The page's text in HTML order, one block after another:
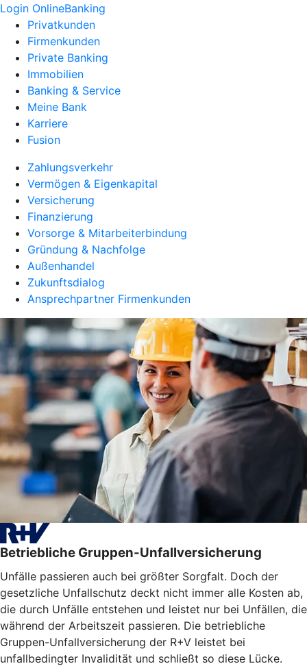
Login OnlineBanking
Privatkunden
Firmenkunden
Private Banking
Immobilien
Banking & Service
Meine Bank
Karriere
Fusion
Zahlungsverkehr
Vermögen & Eigenkapital
Versicherung
Finanzierung
Vorsorge & Mitarbeiterbindung
Gründung & Nachfolge
Außenhandel
Zukunftsdialog
Ansprechpartner Firmenkunden
Betriebliche Gruppen-Unfallversicherung
Unfälle passieren auch bei größter Sorgfalt. Doch der
gesetzliche Unfallschutz deckt nicht immer alle Kosten ab,
die durch Unfälle entstehen und leistet nur bei Unfällen, die
während der Arbeitszeit passieren. Die betriebliche
Gruppen-Unfallversicherung der R+V leistet bei
unfallbedingter Invalidität und schließt so diese Lücke.